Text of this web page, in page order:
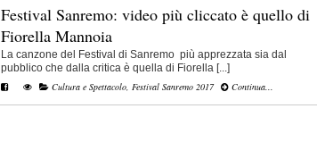
Festival Sanremo: video più cliccato è quello di
Fiorella Mannoia
La canzone del Festival di Sanremo più apprezzata sia dal
pubblico che dalla critica è quella di Fiorella [...]
Cultura e Spettacolo, Festival Sanremo 2017 Continua...